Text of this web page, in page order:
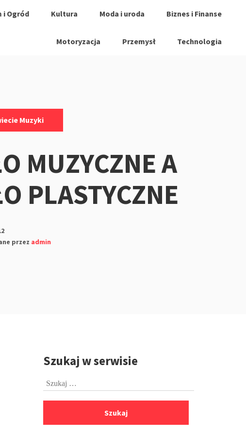
i Ogród Kultura Moda i uroda Biznes i Finanse
Motoryzacja Przemysł Technologia
Muzyki
MUZYCZNE A
PLASTYCZNE
przez admin
PrzejdźSzukaj w serwisie
Szukaj: